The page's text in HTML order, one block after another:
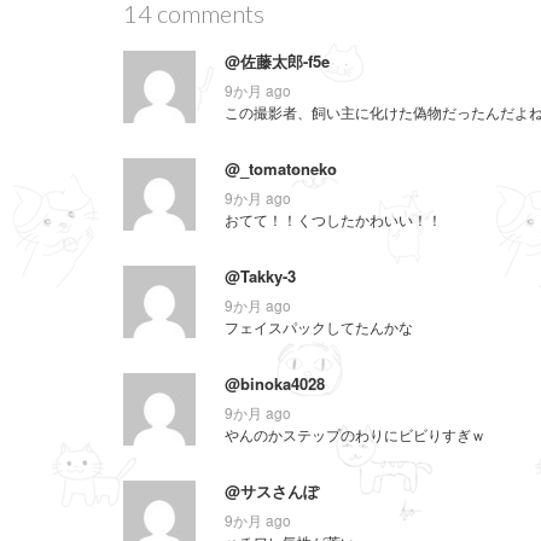
ウ
で
14 comments
@佐藤太郎-f5e
9か月 ago
この撮影者、飼い主に化けた偽物だったんだ
@_tomatoneko
9か月 ago
おてて！！くつしたかわいい！！
@Takky-3
9か月 ago
フェイスパックしてたんかな
@binoka4028
9か月 ago
やんのかステップのわりにビビりすぎｗ
@サスさんぽ
9か月 ago